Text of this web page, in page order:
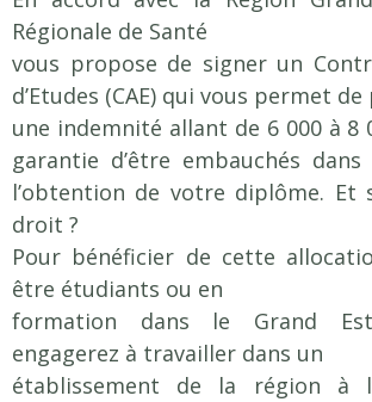
Stages à l'étranger
Coûts et Aides Financières
Devenir Aide-soignant(e)
Le metier
La formation
Théorique
Coûts et Aides Financières
ERASMUS
Stages
Informations pratiques
Régionale de Santé
vous propose de signer un
d’Etudes (CAE) qui vous permet
une indemnité allant de 6 000 à 8
garantie d’être embauchés
l’obtention de votre diplôme. Et
droit ?
Pour bénéficier de cette
être étudiants ou en
formation dans le Grand
engagerez à travailler dans un
établissement de la région à